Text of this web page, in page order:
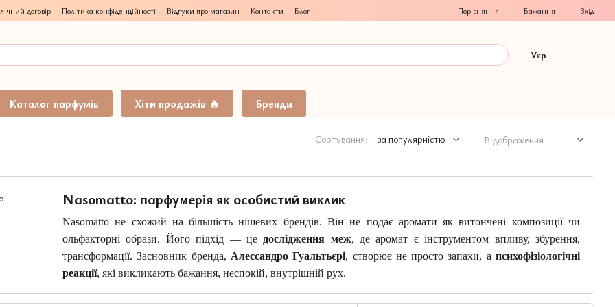
договір Політика конфіденційності Відгуки про магазин Контакти Блог Порівняння Бажання Вхід
Укр
Каталог парфумів Хіти продажів 🔥 Бренди
Сортування: за популярністю Відображення:
Nasomatto: парфумерія як особистий виклик
Nasomatto не схожий на більшість нішевих брендів. Він не подає аромати як витончені композиції чи
ольфакторні образи. Його підхід — це дослідження меж, де аромат є інструментом впливу, збурення,
трансформації. Засновник бренда, Алессандро Гуальтьєрі, створює не просто запахи, апсихофізіологічні
реакції, які викликають бажання, неспокій, внутрішній рух.
У перекладі з італійськоїnasomattoозначає «божевільний ніс». І це не іронія — це точне самовизначення